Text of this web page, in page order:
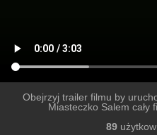
Obejrzyj trailer filmu by
Miasteczko Salem cały
89